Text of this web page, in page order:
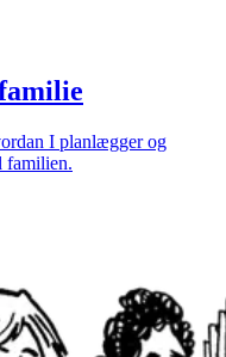
I planlægger og
familien.